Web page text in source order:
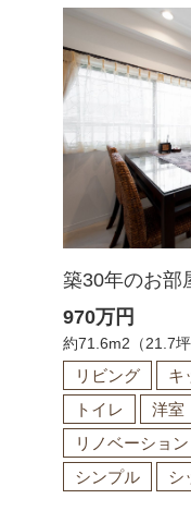
築30年のお部
970万円
約71.6m2（21.7坪
リビング キ
トイレ
洋室
リノベーション
シンプル
シ